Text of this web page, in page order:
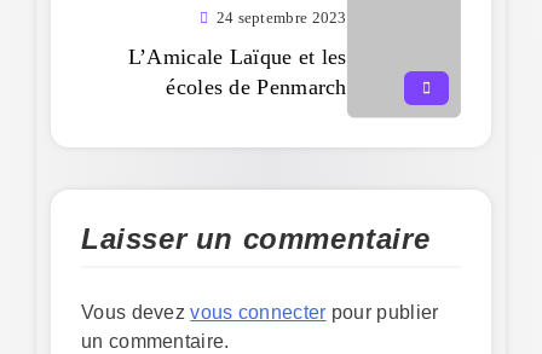
24 septembre 2023
L’Amicale Laïque et les
écoles de Penmarch
Laisser un commentaire
Vous devezvous connecter pour publier
un commentaire.